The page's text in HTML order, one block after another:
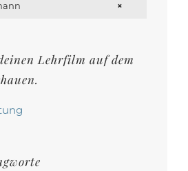
gewählt
×
Lehrfilm auf dem